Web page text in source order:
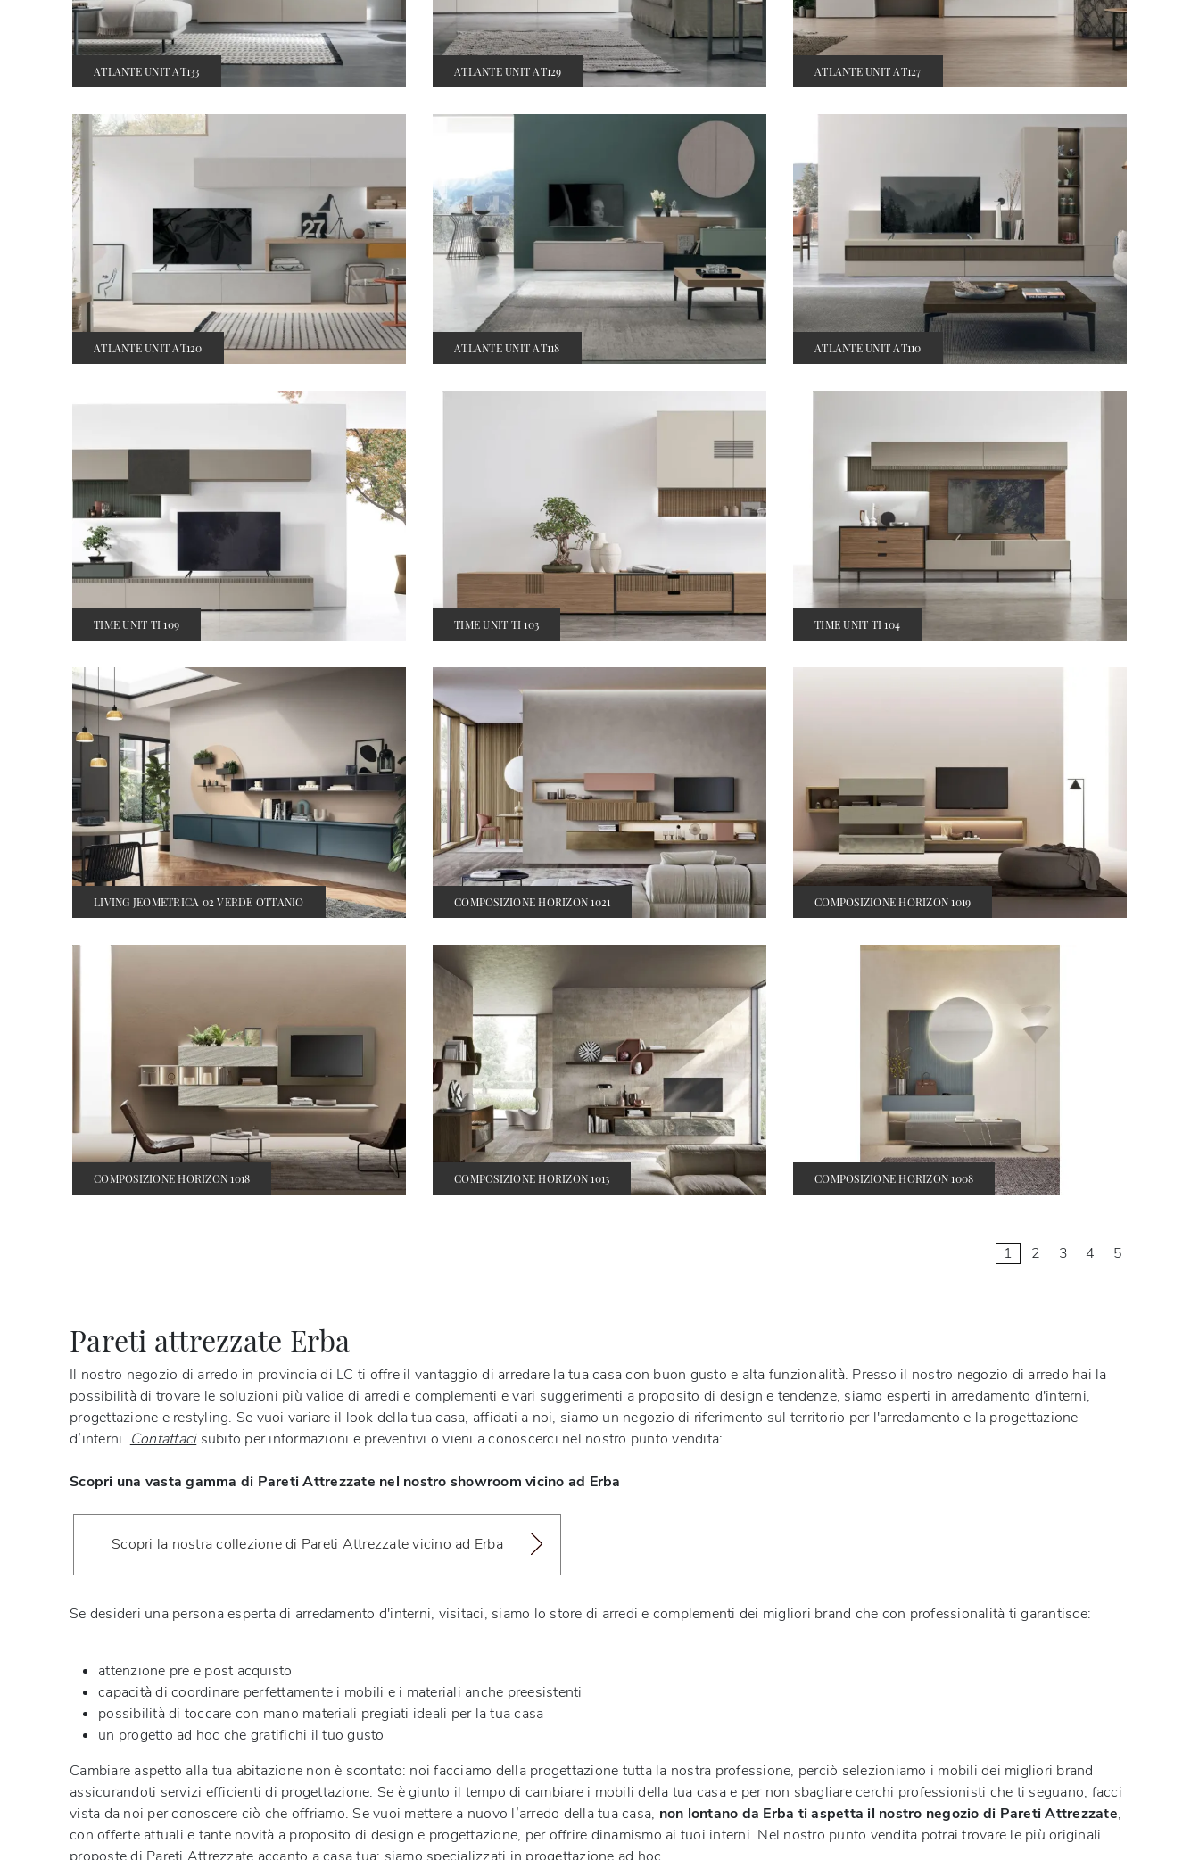
ATLANTE UNIT AT133 ATLANTE UNIT AT129 ATLANTE UNIT AT127
ATLANTE UNIT AT120 ATLANTE UNIT AT118 ATLANTE UNIT AT110
TIME UNIT TI 109 TIME UNIT TI 103 TIME UNIT TI 104
LIVING JEOMETRICA 02 VERDE OTTANIO COMPOSIZIONE HORIZON 1021 COMPOSIZIONE HORIZON 1019
COMPOSIZIONE HORIZON 1018 COMPOSIZIONE HORIZON 1013 COMPOSIZIONE HORIZON 1008
1 2 3 4 5
Pareti attrezzate Erba
Il nostro negozio di arredo in provincia di LC ti offre il vantaggio di arredare la tua casa con buon gusto e alta funzionalità. Presso il nostro negozio di arredo hai la
possibilità di trovare le soluzioni più valide di arredi e complementi e vari suggerimenti a proposito di design e tendenze, siamo esperti in arredamento d'interni,
progettazione e restyling. Se vuoi variare il look della tua casa, affidati a noi, siamo un negozio di riferimento sul territorio per l'arredamento e la progettazione
d’interni. Contattacisubito per informazioni e preventivi o vieni a conoscerci nel nostro punto vendita:
Scopri una vasta gamma di Pareti Attrezzate nel nostro showroom vicino ad Erba
Scopri la nostra collezione di Pareti Attrezzate vicino ad Erba
Se desideri una persona esperta di arredamento d'interni, visitaci, siamo lo store di arredi e complementi dei migliori brand che con professionalità ti garantisce:
attenzione pre e post acquisto
capacità di coordinare perfettamente i mobili e i materiali anche preesistenti
possibilità di toccare con mano materiali pregiati ideali per la tua casa
un progetto ad hoc che gratifichi il tuo gusto
Cambiare aspetto alla tua abitazione non è scontato: noi facciamo della progettazione tutta la nostra professione, perciò selezioniamo i mobili dei migliori brand
assicurandoti servizi efficienti di progettazione. Se è giunto il tempo di cambiare i mobili della tua casa e per non sbagliare cerchi professionisti che ti seguano, facci
vista da noi per conoscere ciò che offriamo. Se vuoi mettere a nuovo l’arredo della tua casa, non lontano da Erba ti aspetta il nostro negozio di Pareti Attrezzate,
con offerte attuali e tante novità a proposito di design e progettazione, per offrire dinamismo ai tuoi interni. Nel nostro punto vendita potrai trovare le più originali